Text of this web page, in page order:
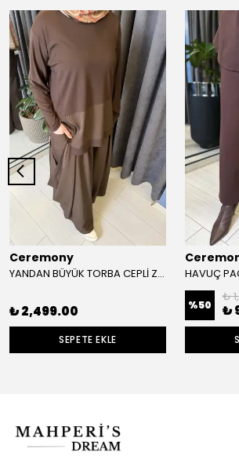
Ceremony
YANDAN BÜYÜK TORBA CEPLİ ZEYNA PANTOLON
₺ 2,499.00
SEPETE EKLE
HAVUÇ
%50
₺
₺